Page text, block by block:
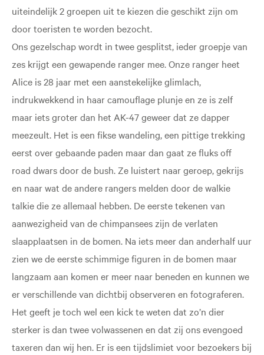
uiteindelijk 2 groepen uit te kiezen die geschikt zijn om
door toeristen te worden bezocht.
Ons gezelschap wordt in twee gesplitst, ieder groepje van
zes krijgt een gewapende ranger mee. Onze ranger heet
Alice is 28 jaar met een aanstekelijke glimlach,
indrukwekkend in haar camouflage plunje en ze is zelf
maar iets groter dan het AK-47 geweer dat ze dapper
meezeult. Het is een fikse wandeling, een pittige trekking
eerst over gebaande paden maar dan gaat ze fluks off
road dwars door de bush. Ze luistert naar geroep, gekrijs
en naar wat de andere rangers melden door de walkie
talkie die ze allemaal hebben. De eerste tekenen van
aanwezigheid van de chimpansees zijn de verlaten
slaapplaatsen in de bomen. Na iets meer dan anderhalf uur
zien we de eerste schimmige figuren in de bomen maar
langzaam aan komen er meer naar beneden en kunnen we
er verschillende van dichtbij observeren en fotograferen.
Het geeft je toch wel een kick te weten dat zo’n dier
sterker is dan twee volwassenen en dat zij ons evengoed
taxeren dan wij hen. Er is een tijdslimiet voor bezoekers bij